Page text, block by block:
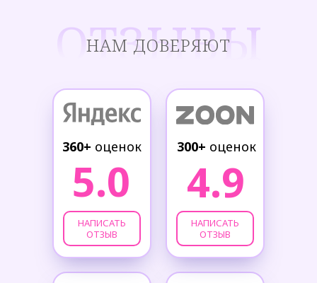
ОТЗЫВЫ
НАМ ДОВЕРЯЮТ
300+ оценок
4.9
НАПИСАТЬ
ОТЗЫВ
360+ оценок
5.0
НАПИСАТЬ
ОТЗЫВ